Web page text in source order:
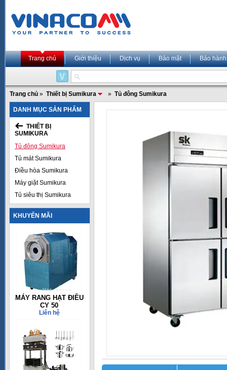
Trang chủ Giới thiệu Dịch vụ Bảo mật Bảo hành
Trang chủ » Thiết bị Sumikura » Tủ đông Sumikura
DANH MỤC SẢN PHẨM
THIẾT BỊ
SUMIKURA
Tủ đông Sumikura
Tủ mát Sumikura
Điều hòa Sumikura
Máy giặt Sumikura
Tủ siêu thị Sumikura
KHUYẾN MÃI
MÁY RANG HẠT ĐIỀU
CY 50
Liên hệ